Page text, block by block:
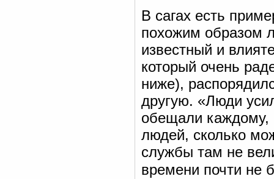
В сагах есть
похожим образом
известный и
который очень
ниже),
другую. «Люди
обещали каждому,
людей, сколько
службы там не
времени почти не